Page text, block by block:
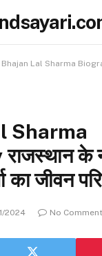
Bhajan Lal Sharma Biography राजस्थान के
Sharma
के
का जीवन
2024 No